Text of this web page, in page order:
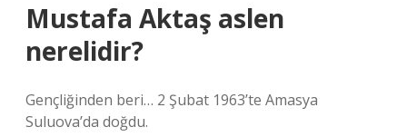
Mustafa Aktaş aslen
nerelidir?
Gençliğinden beri… 2 Şubat 1963’te Amasya
Suluova’da doğdu.